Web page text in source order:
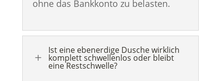
ohne das Bankkonto zu belasten.
L
Ist eine ebenerdige Dusche wirklich
komplett schwellenlos oder bleibt
eine Restschwelle?